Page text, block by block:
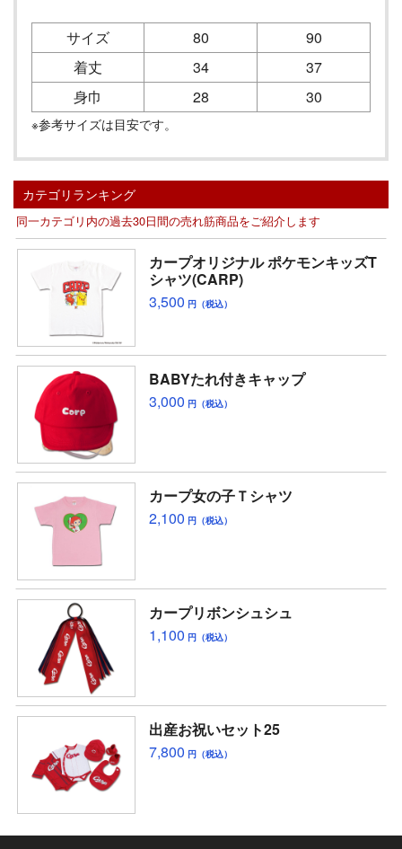
サイズ 80
90
着丈
34
37
身巾
28 30
※参考サイズは目安です。
カテゴリランキング
同一カテゴリ内の過去30日間の売れ筋商品をご紹介します
カープオリジナル ポケモンキッズT
シャツ(CARP)
3,500 円（税込）
BABYたれ付きキャップ
3,000 円（税込）
カープ女の子Ｔシャツ
2,100 円（税込）
カープリボンシュシュ
1,100 円（税込）
出産お祝いセット25
7,800 円（税込）